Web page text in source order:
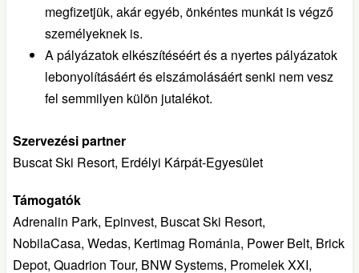
megfizetjük, akár egyéb, önkéntes munkát is végző
személyeknek is.
A pályázatok elkészítéséért és a nyertes pályázatok
lebonyolításáért és elszámolásáért senki nem vesz
fel semmilyen külön jutalékot.
Szervezési partner
Buscat Ski Resort, Erdélyi Kárpát-Egyesület
Támogatók
Adrenalin Park, Epinvest, Buscat Ski Resort,
NobilaCasa, Wedas, Kertimag Románia, Power Belt, Brick
Depot, Quadrion Tour, BNW Systems, Promelek XXI,